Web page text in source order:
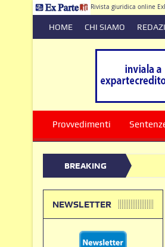
Rivista giuridica online
HOME CHI SIAMO
Provvedimenti
BREAKING
NEWS
di somme versate in presenza
NEWSLETTER